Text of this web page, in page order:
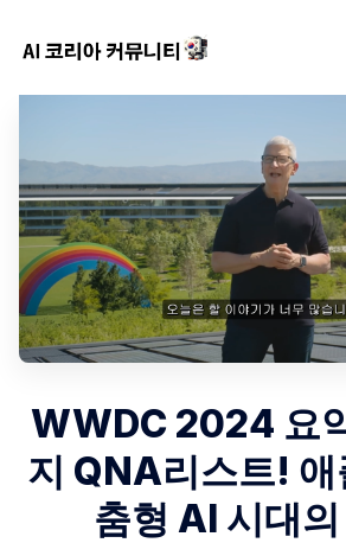
WWDC 2024 요
지 QNA리스트! 애
춤형 AI 시대